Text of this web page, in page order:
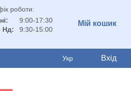
роботи:
9:00-17:30
Нд:
9:30-15:00
Мій кошик
Укр Вхід